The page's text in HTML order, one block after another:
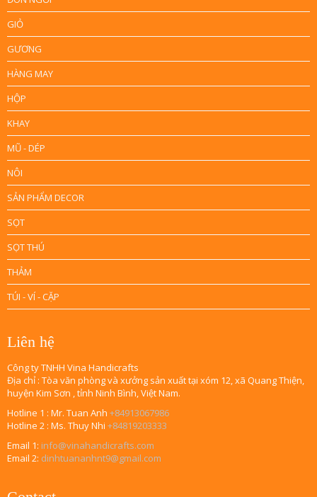
GIỎ
GƯƠNG
HÀNG MAY
HỘP
KHAY
MŨ - DÉP
NÔI
SẢN PHẨM DECOR
SỌT
SỌT THÚ
THẢM
TÚI - VÍ - CẶP
Liên hệ
Công ty TNHH Vina Handicrafts
Địa chỉ : Tòa văn phòng và xưởng sản xuất tại xóm 12, xã Quang Thiện,
huyện Kim Sơn , tỉnh Ninh Bình, Việt Nam.
Hotline 1 : Mr. Tuan Anh +84913067986
Hotline 2 : Ms. Thuy Nhi +84819203333
Email 1: info@vinahandicrafts.com
Email 2: dinhtuananhnt9@gmail.com